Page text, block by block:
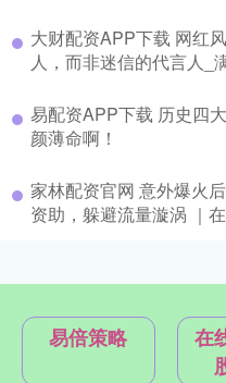
大财配资APP下载 网红
人，而非迷信的代言人_
易配资APP下载 历史四
颜薄命啊！
家林配资官网 意外爆火
资助，躲避流量漩涡 ｜
易倍策略
在